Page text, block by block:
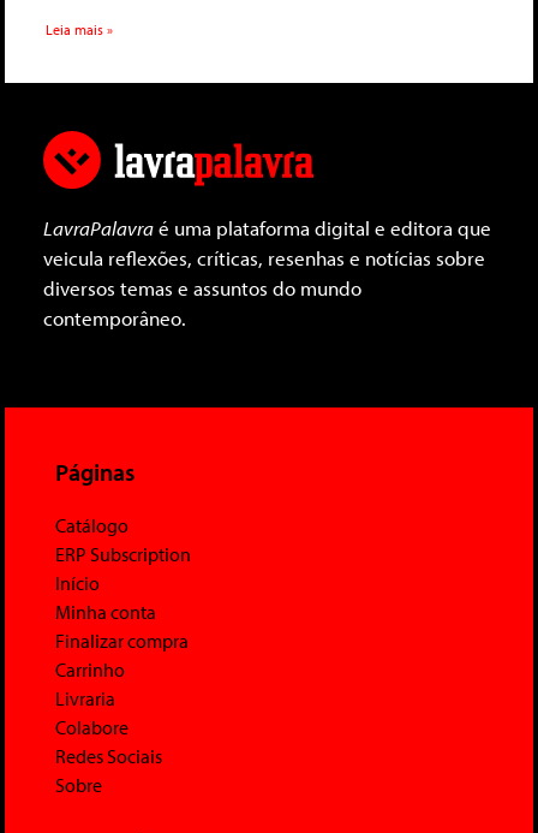
Leia mais »
LavraPalavraé uma plataforma digital e editora que
veicula reflexões, críticas, resenhas e notícias sobre
diversos temas e assuntos do mundo
contemporâneo.
Páginas
Catálogo
ERP Subscription
Início
Minha conta
Finalizar compra
Carrinho
Livraria
Colabore
Redes Sociais
Sobre